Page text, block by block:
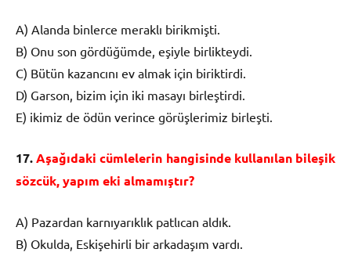
A) Alanda binlerce meraklı birikmişti.
B) Onu son gördüğümde, eşiyle birlikteydi.
C) Bütün kazancını ev almak için biriktirdi.
D) Garson, bizim için iki masayı birleştirdi.
E) ikimiz de ödün verince görüşlerimiz birleşti.
17.Aşağıdaki cümlelerin hangisinde kullanılan bileşik
sözcük, yapım eki almamıştır?
A) Pazardan karnıyarıklık patlıcan aldık.
B) Okulda, Eskişehirli bir arkadaşım vardı.